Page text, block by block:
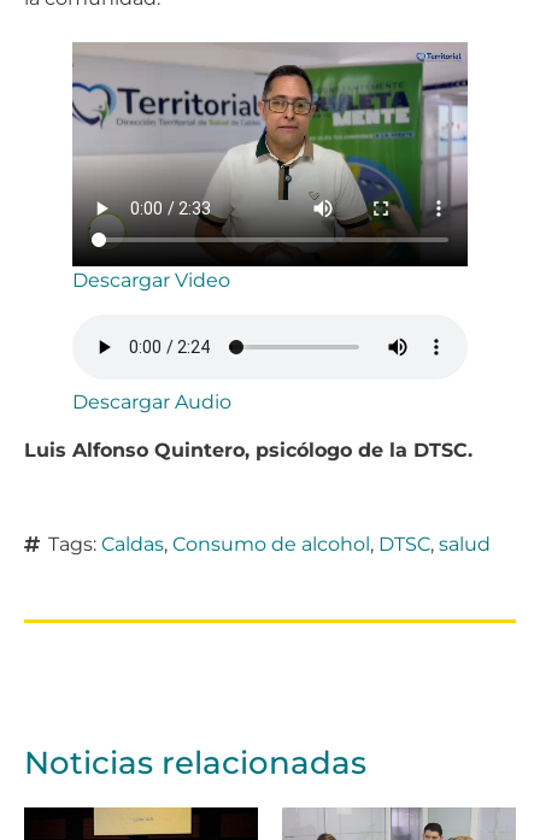
Descargar Video
Descargar Audio
Luis Alfonso Quintero, psicólogo de la DTSC.
Tags: Caldas, Consumo de alcohol, DTSC, salud
Noticias relacionadas